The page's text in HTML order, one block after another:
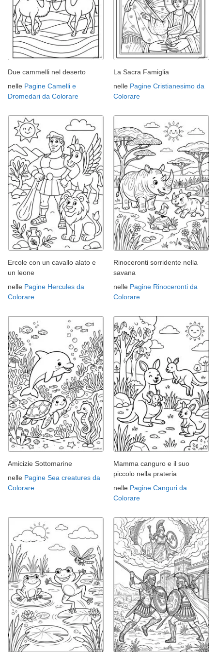
Due cammelli nel deserto
nelle Pagine Camelli e
Dromedari da Colorare
La Sacra Famiglia
nelle Pagine Cristianesimo da
Colorare
Ercole con un cavallo alato e
un leone
nelle Pagine Hercules da
Colorare
Rinoceronti sorridente nella
savana
nelle Pagine Rinoceronti da
Colorare
Amicizie Sottomarine
nelle Pagine Sea creatures da
Colorare
Mamma canguro e il suo
piccolo nella prateria
nelle Pagine Canguri da
Colorare